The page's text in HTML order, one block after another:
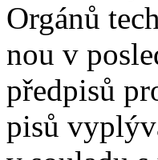
Orgánů
nou v
předpisů
pisů